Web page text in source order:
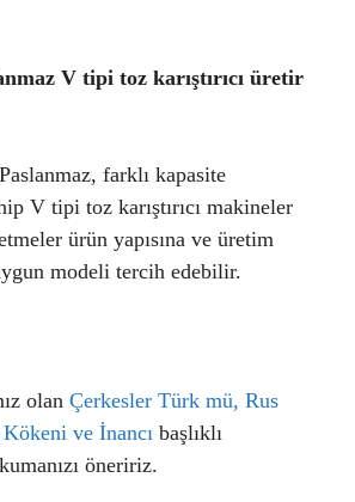
V tipi toz karıştırıcı üretir
farklı kapasite
V tipi toz karıştırıcı makineler
ürün yapısına ve üretim
modeli tercih edebilir.
olan Çerkesler Türk mü, Rus
ve İnancı başlıklı
öneririz.